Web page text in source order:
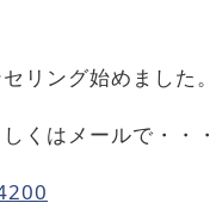
リング始めました。
くはメールで・・・